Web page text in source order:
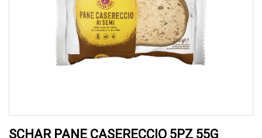
SCHAR PANE CASERECCIO 5PZ 55G